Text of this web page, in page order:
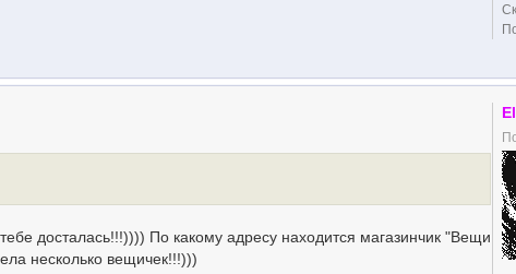
досталась!!!)))) По какому адресу находится магазинчик "Вещи
несколько вещичек!!!)))